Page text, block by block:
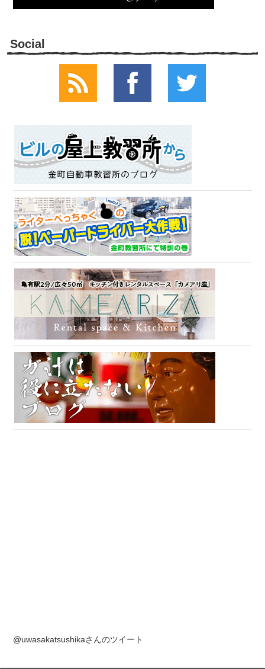
Social
@uwasakatsushikaさんのツイート